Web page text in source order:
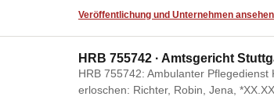
Veröffentlichung und Unternehmen ansehen
HRB 755742 · Amtsgericht
HRB 755742: Ambulanter
erloschen: Richter, Robin, Jena,